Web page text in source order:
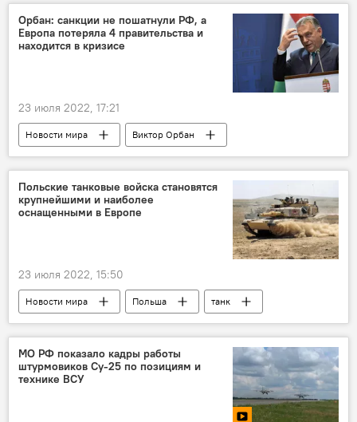
Орбан: санкции не пошатнули РФ, а
Европа потеряла 4 правительства и
находится в кризисе
23 июля 2022, 17:21
Новости мира
Виктор Орбан
конфликт в Донбассе
антироссийские санкции
Польские танковые войска становятся
крупнейшими и наиболее
оснащенными в Европе
23 июля 2022, 15:50
Новости мира Польша
танк
Европа
США
МО РФ показало кадры работы
штурмовиков Су-25 по позициям и
технике ВСУ